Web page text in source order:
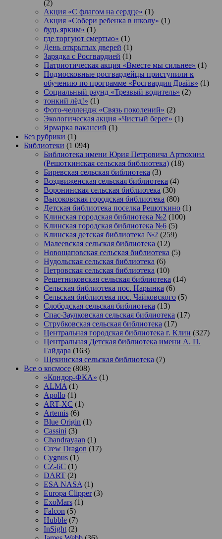
(2)
Акция «С флагом на сердце» (1)
Акция «Собери ребенка в школу» (1)
будь ярким» (1)
где торгуют смертью» (1)
День открытых дверей (1)
Зарядка с Росгвардией (1)
Патриотическая акция «Вместе мы сильнее» (1)
Подмосковные росгвардейцы приступили к
обучению по программе «Росгвардия Драйв» (1)
Социальный раунд «Трезвый водитель» (2)
тонкий лёд!» (1)
Фото-челлендж «Связь поколений» (2)
Экологическая акция «Чистый берег» (1)
Ярмарка вакансий (1)
Без рубрики (1)
Библиотеки (1 094)
Библиотека имени Юрия Петровича Артюхина
(Решоткинская сельская библиотека) (18)
Биревская сельская библиотека (3)
Воздвиженская сельская библиотека (4)
Воронинская сельская библиотека (30)
Высоковская городская библиотека (80)
Детская библиотека поселка Решоткино (1)
Клинская городская библиотека №2 (100)
Клинская городская библиотека №6 (5)
Клинская детская библиотека №2 (259)
Малеевская сельская библиотека (12)
Новощаповская сельская библиотека (5)
Нудольская сельская библиотека (6)
Петровская сельская библиотека (10)
Решетниковская сельская библиотека (14)
Сельская библиотека пос. Нарынка (6)
Сельская библиотека пос. Чайковского (5)
Слободская сельская библиотека (13)
Спас-Заулковская сельская библиотека (17)
Струбковская сельская библиотека (17)
Центральная городская библиотека г. Клин (327)
Центральная Детская библиотека имени А. П.
Гайдара (163)
Щекинская сельская библиотека (7)
Все о космосе (808)
«Кондор-ФКА» (1)
ALMA (1)
Apollo (1)
ART-XC (1)
Artemis (6)
Blue Origin (1)
Cassini (3)
Chandrayaan (1)
Crew Dragon (17)
Cygnus (1)
CZ-6C (1)
DART (2)
ESA NASA (1)
Europa Clipper(3)
ExoMars (1)
Falcon (5)
Hubble (7)
InSight (2)